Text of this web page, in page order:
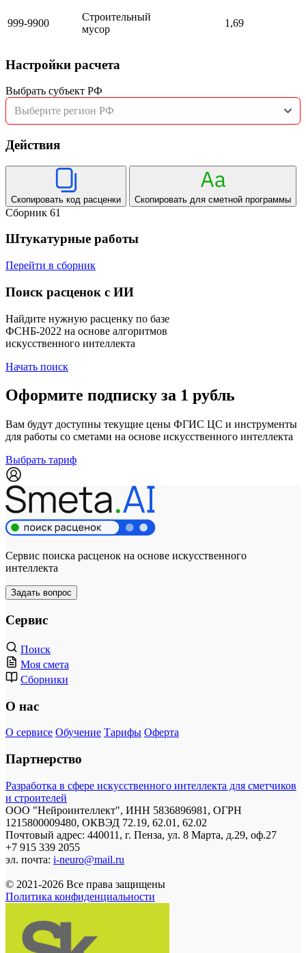
999-9900
Строительный
мусор
1,69
Настройки расчета
Выбрать субъект РФ
Выберите регион РФ
Действия
Скопировать код расценки Скопировать для сметной программы
Сборник 61
Штукатурные работы
Перейти в сборник
Поиск расценок с ИИ
Найдите нужную расценку по базе
ФСНБ-2022 на основе алгоритмов
искусственного интеллекта
Начать поиск
Оформите подписку за 1 рубль
Вам будут доступны текущие цены ФГИС ЦС и инструменты
для работы со сметами на основе искусственного интеллекта
Выбрать тариф
Сервис поиска расценок на основе искусственного
интеллекта
Задать вопрос
Сервис
Поиск
Моя смета
Сборники
О нас
О сервисе Обучение Тарифы Оферта
Партнерство
Разработка в сфере искусственного интеллекта для сметчиков
и строителей
ООО "Нейроинтеллект", ИНН 5836896981, ОГРН
1215800009480, ОКВЭД 72.19, 62.01, 62.02
Почтовый адрес: 440011, г. Пенза, ул. 8 Марта, д.29, оф.27
+7 915 339 2055
эл. почта: i-neuro@mail.ru
© 2021-2026 Все права защищены
Политика конфиденциальности